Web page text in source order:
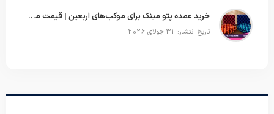
خرید عمده پتو مینک برای موکب‌های اربعین | قیمت مناسب و ارسال سریع
تاریخ انتشار: 31 جولای 2026